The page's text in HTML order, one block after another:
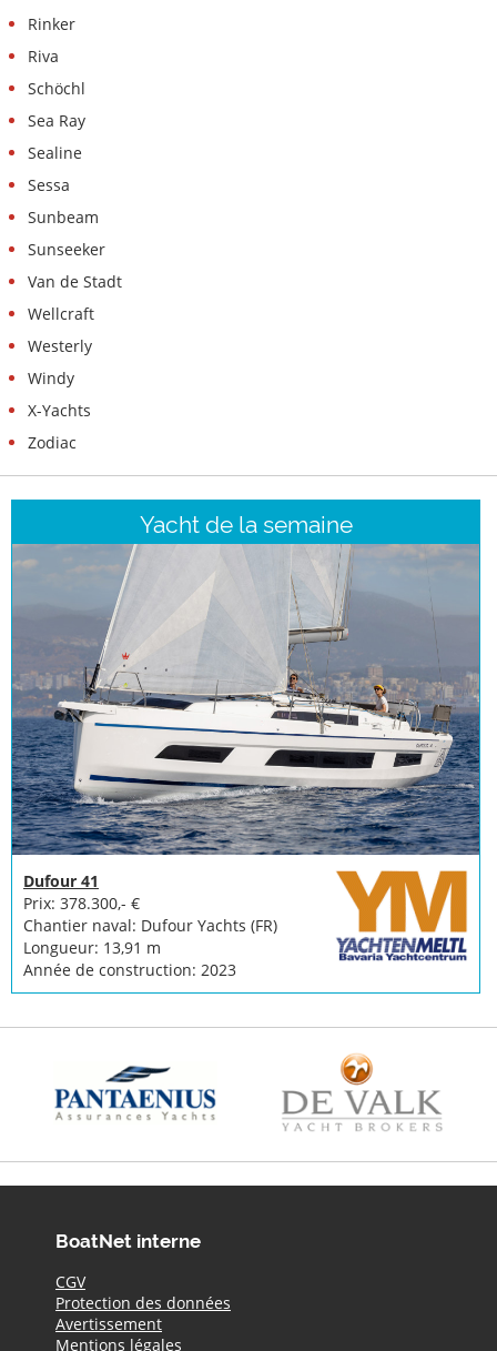
Rinker
Riva
Schöchl
Sea Ray
Sealine
Sessa
Sunbeam
Sunseeker
Van de Stadt
Wellcraft
Westerly
Windy
X-Yachts
Zodiac
Yacht de la semaine
Dufour 41
Prix: 378.300,- €
Chantier naval: Dufour Yachts (FR)
Longueur: 13,91 m
Année de construction: 2023
BoatNet interne
CGV
Protection des données
Avertissement
Mentions légales